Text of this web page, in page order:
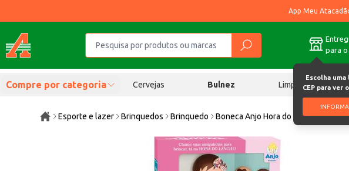
App Meu
para o
Escolha
CEP para ver
Compre por categoria Cervejas Bulnez Limpeza
Esporte e lazer Brinquedos Brinquedo Boneca Anjo Hora do Lanche un